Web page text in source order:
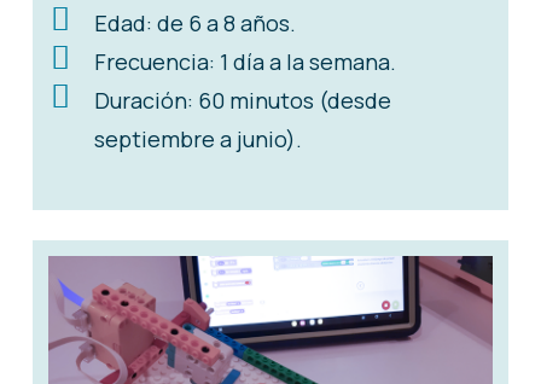
Edad: de 6 a 8 años.
Frecuencia: 1 día a la semana.
Duración: 60 minutos (desde
septiembre a junio).